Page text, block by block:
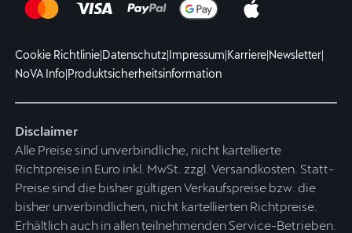
Cookie Richtlinie|Datenschutz|Impressum|Karriere|Newsletter|
NoVA Info|Produktsicherheitsinformation
Disclaimer
Alle Preise sind unverbindliche, nicht kartellierte
Richtpreise in Euro inkl. MwSt. zzgl. Versandkosten. Statt-
Preise sind die bisher gültigen Verkaufspreise bzw. die
bisher unverbindlichen, nicht kartellierten Richtpreise.
Erhältlich auch in allen teilnehmenden Service-Betrieben.